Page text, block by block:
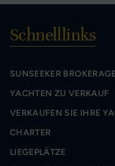
Schnelllinks
SUNSEEKER BROKERAGE
YACHTEN ZU VERKAUF
VERKAUFEN SIE IHRE
CHARTER
LIEGEPLÄTZE